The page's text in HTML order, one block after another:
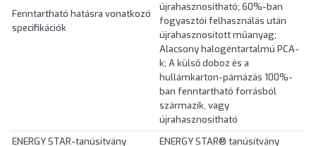
Fenntartható hatásra vonatkozó
specifikációk
újrahasznosítható; 60%-ban
fogyasztói felhasználás után
újrahasznosított műanyag;
Alacsony halogéntartalmú PCA-
k; A külső doboz és a
hullámkarton-párnázás 100%-
ban fenntartható forrásból
származik, vagy
újrahasznosítható
ENERGY STAR-tanúsítvány
ENERGY STAR® tanúsítvány